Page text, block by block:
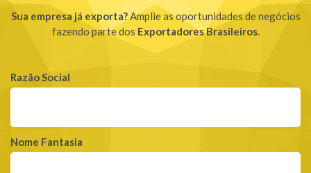
Sua empresa já exporta?Amplie as oportunidades de negócios
fazendo parte dos Exportadores Brasileiros.
Razão Social
Nome Fantasia